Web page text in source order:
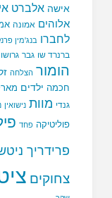
אישה אלברט
אלוהים אמונה
לחברו בנג'מין
ברנרד שו גבר
הומור הצלחה
חכמה ילדים
גנדי מוות נישואין
פוליטיקה פחד
פרידריך
צחוקים